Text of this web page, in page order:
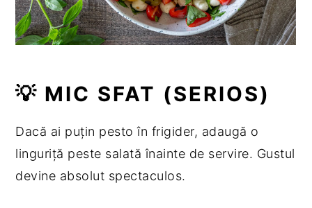
💡 MIC SFAT (SERIOS)
Dacă ai puțin pesto în frigider, adaugă o
linguriță peste salată înainte de servire. Gustul
devine absolut spectaculos.